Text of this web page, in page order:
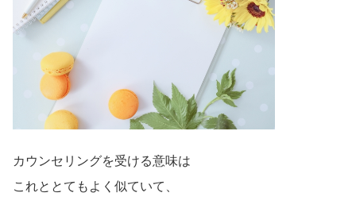
カウンセリングを受ける意味は
これととてもよく似ていて、